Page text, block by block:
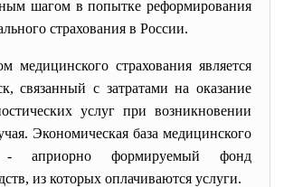
шагом в попытке реформирования
страхования в России.
медицинского страхования является
связанный с затратами на оказание
услуг при возникновении
Экономическая база медицинского
- априорно формируемый фонд
из которых оплачиваются услуги.